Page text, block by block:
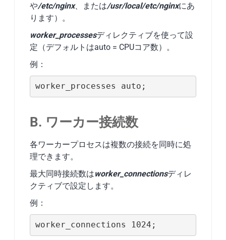
や/etc/nginx、または/usr/local/etc/nginxにあ
ります）。
worker_processesディレクティブを使って設
定（デフォルトはauto = CPUコア数）。
例：
worker_processes auto;
B. ワーカー接続数
各ワーカープロセスは複数の接続を同時に処
理できます。
最大同時接続数はworker_connectionsディレ
クティブで設定します。
例：
worker_connections 1024;